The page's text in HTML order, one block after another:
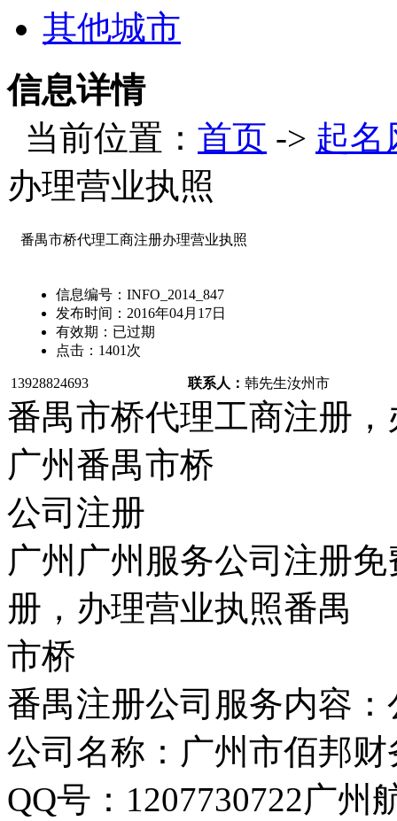
其他城市
信息详情
当前位置： 首页 -> 起名
办理营业执照
番禺市桥代理工商注册办理营业执照
信息编号： INFO_2014_847
发布时间： 2016年04月17日
有效期： 已过期
点击： 1401 次
13928824693 联系人： 韩先生汝州市
番禺市桥代理工商注册
广州番禺市桥
公司注册
广州广州服务公司注册
册，办理营业执照番禺
市桥
番禺注册公司服务内容
公司名称：广州市佰邦
QQ号：1207730722广